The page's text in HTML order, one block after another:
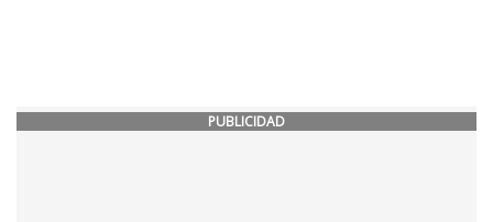
PUBLICIDAD